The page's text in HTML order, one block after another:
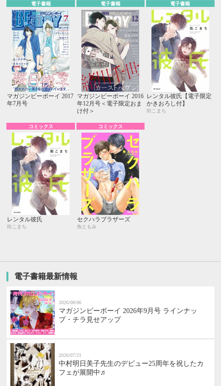
電子書籍
マガジンビーボーイ 2017
年7月号
電子書籍
マガジンビーボーイ 2016
年12月号＜電子限定おま
け付＞
電子書籍
レンタル彼氏【電子限定
かきおろし付】
街こまち
コミックス
レンタル彼氏
街こまち
コミックス
セクハラブラザーズ
魚ともみ
電子書籍最新情報
2026/08/06
マガジンビーボーイ 2026年9月号 ラインナッ
プ・チラ見せアップ
2026/07/21
中村明日美子先生のデビュー25周年を祝したカ
フェが展開中♬